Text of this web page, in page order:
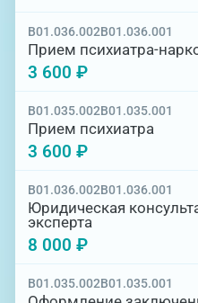
B01.036.002B01.036.001
Прием психиатра-
3 600 ₽
B01.035.002B01.035.001
Прием психиатра
3 600 ₽
B01.036.002B01.036.001
Юридическая
эксперта
8 000 ₽
B01.035.002B01.035.001